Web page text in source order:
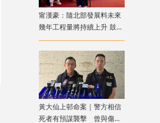
甯漢豪：隨北部發展料未來
幾年工程量將持續上升 鼓勵
青年積極裝備自己
黃大仙上邨命案｜警方相信
死者有預謀襲擊 曾與傷者